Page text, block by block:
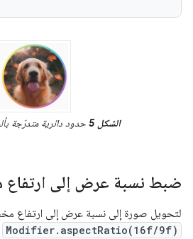
الشكل 5 حدود دائرية متدرّجة
ضبط نسبة عرض إلى
لتحويل صورة إلى نسبة عرض إلى ارتفاع
Modifier.aspectRatio(16f/9f)